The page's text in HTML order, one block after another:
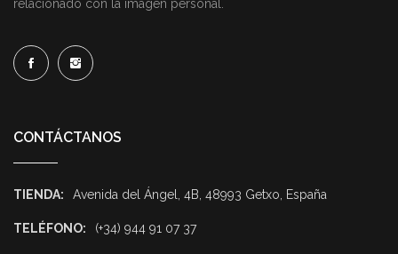
relacionado con la imagen personal.
CONTÁCTANOS
TIENDA: Avenida del Ángel, 4B, 48993 Getxo, España
TELÉFONO: (+34) 944 91 07 37